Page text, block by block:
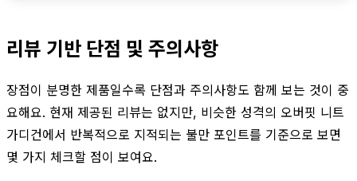
리뷰 기반 단점 및 주의사항
장점이 분명한 제품일수록 단점과 주의사항도 함께 보는 것이 중
요해요. 현재 제공된 리뷰는 없지만, 비슷한 성격의 오버핏 니트
가디건에서 반복적으로 지적되는 불만 포인트를 기준으로 보면
몇 가지 체크할 점이 보여요.